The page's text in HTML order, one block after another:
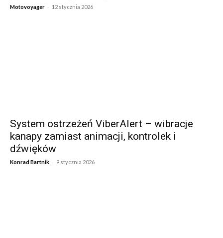
Motovoyager - 12 stycznia 2026
System ostrzeżeń ViberAlert – wibracje
kanapy zamiast animacji, kontrolek i
dźwięków
Konrad Bartnik - 9 stycznia 2026